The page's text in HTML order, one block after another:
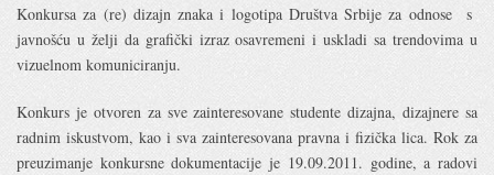
Konkursa za (re) dizajn znaka i logotipa Društva Srbije za odnose s
javnošću u želji da grafički izraz osavremeni i uskladi sa trendovima u
vizuelnom komuniciranju.
Konkurs je otvoren za sve zainteresovane studente dizajna, dizajnere sa
radnim iskustvom, kao i sva zainteresovana pravna i fizička lica. Rok za
preuzimanje konkursne dokumentacije je 19.09.2011. godine, a radovi